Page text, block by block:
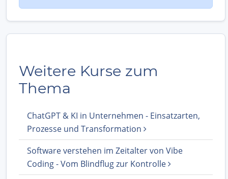
Weitere Kurse zum
Thema
ChatGPT & KI in Unternehmen - Einsatzarten,
Prozesse und Transformation
Software verstehen im Zeitalter von Vibe
Coding - Vom Blindflug zur Kontrolle